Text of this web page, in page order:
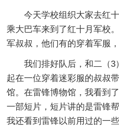
今天学校组织大家去红
乘大巴车来到了红十月军校
军叔叔，他们有的穿着军服
我们排好队后，和二（
起在一位穿着迷彩服的叔叔
馆。在雷锋博物馆，我看到
一部短片，短片讲的是雷锋
我还看到雷锋以前用过的一些